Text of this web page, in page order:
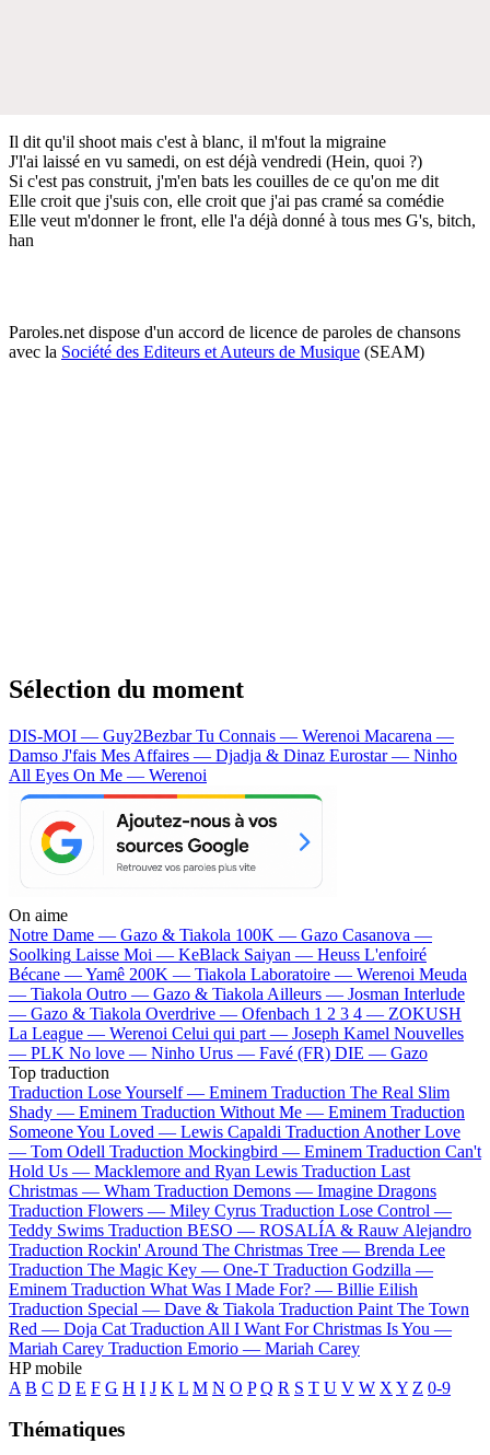
Il dit qu'il shoot mais c'est à blanc, il m'fout la migraine
J'l'ai laissé en vu samedi, on est déjà vendredi (Hein, quoi ?)
Si c'est pas construit, j'm'en bats les couilles de ce qu'on me dit
Elle croit que j'suis con, elle croit que j'ai pas cramé sa comédie
Elle veut m'donner le front, elle l'a déjà donné à tous mes G's, bitch,
han
Paroles.net dispose d'un accord de licence de paroles de chansons
avec la Société des Editeurs et Auteurs de Musique (SEAM)
Sélection du moment
DIS-MOI — Guy2BezbarTu Connais — Werenoi Macarena —
Damso J'fais Mes Affaires — Djadja & Dinaz Eurostar — Ninho
All Eyes On Me — Werenoi
On aime
Notre Dame — Gazo & Tiakola 100K — Gazo Casanova —
Soolking Laisse Moi — KeBlack Saiyan — Heuss L'enfoiré
Bécane —Yamê 200K — Tiakola Laboratoire — Werenoi Meuda
— Tiakola Outro — Gazo & Tiakola Ailleurs — Josman Interlude
— Gazo & Tiakola Overdrive — Ofenbach 1 2 3 4 — ZOKUSH
La League — Werenoi Celui qui part — Joseph Kamel Nouvelles
— PLK No love — Ninho Urus — Favé (FR) DIE — Gazo
Top traduction
Traduction Lose Yourself — Eminem Traduction The Real Slim
Shady — Eminem Traduction Without Me — Eminem Traduction
Someone You Loved — Lewis Capaldi Traduction Another Love
— Tom Odell Traduction Mockingbird — Eminem Traduction Can't
Hold Us — Macklemore and Ryan Lewis Traduction Last
Christmas — Wham Traduction Demons — Imagine Dragons
Traduction Flowers — Miley Cyrus Traduction Lose Control —
Teddy Swims Traduction BESO — ROSALÍA & Rauw Alejandro
Traduction Rockin' Around The Christmas Tree — Brenda Lee
Traduction The Magic Key — One-T Traduction Godzilla —
Eminem Traduction What Was I Made For? — Billie Eilish
Traduction Special — Dave & Tiakola Traduction Paint The Town
Red — Doja Cat Traduction All I Want For Christmas Is You —
Mariah Carey Traduction Emorio — Mariah Carey
HP mobile
A B C D E F G H I J K L M N O P Q R S T U V W X Y Z 0-9
Thématiques